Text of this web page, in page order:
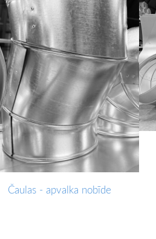
Čaulas - apvalka nobīde